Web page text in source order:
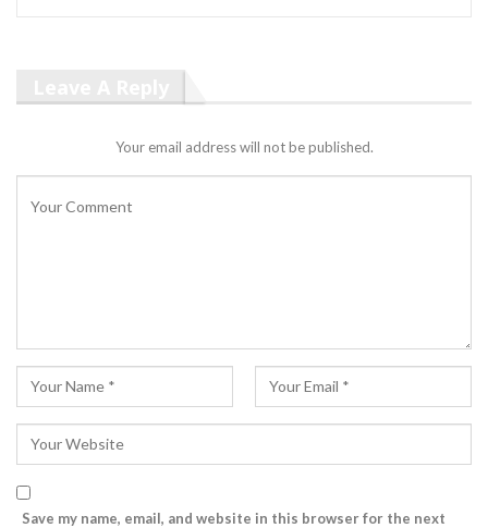
Your email address will not be published.
Save my name, email, and website in this browser for the next